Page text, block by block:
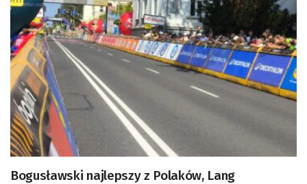
Bogusławski najlepszy z Polaków, Lang